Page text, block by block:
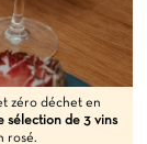
zéro déchet en
sélection de 3 vins
rosé.